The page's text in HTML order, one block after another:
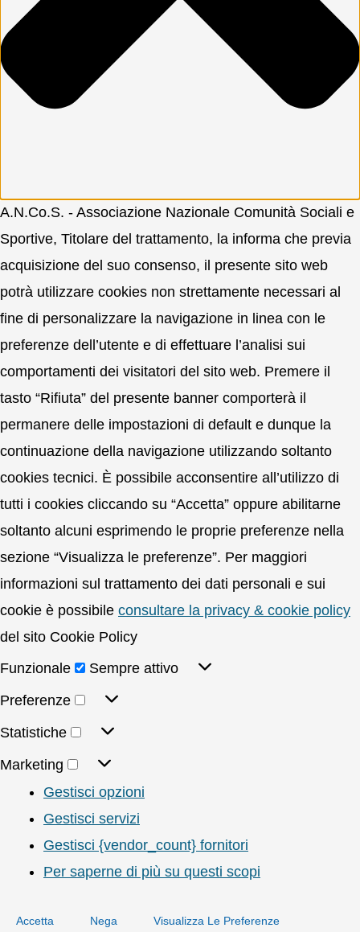
A.N.Co.S. - Associazione Nazionale Comunità Sociali e
Sportive, Titolare del trattamento, la informa che previa
acquisizione del suo consenso, il presente sito web
potrà utilizzare cookies non strettamente necessari al
fine di personalizzare la navigazione in linea con le
preferenze dell’utente e di effettuare l’analisi sui
comportamenti dei visitatori del sito web. Premere il
tasto “Rifiuta” del presente banner comporterà il
permanere delle impostazioni di default e dunque la
continuazione della navigazione utilizzando soltanto
cookies tecnici. È possibile acconsentire all’utilizzo di
tutti i cookies cliccando su “Accetta” oppure abilitarne
soltanto alcuni esprimendo le proprie preferenze nella
sezione “Visualizza le preferenze”. Per maggiori
informazioni sul trattamento dei dati personali e sui
cookie è possibile consultare la privacy & cookie policy
del sito Cookie Policy
Funzionale
Sempre attivo
Preferenze
Statistiche
Marketing
Gestisci opzioni
Gestisci servizi
Gestisci {vendor_count} fornitori
Per saperne di più su questi scopi
Accetta Nega Visualizza Le Preferenze